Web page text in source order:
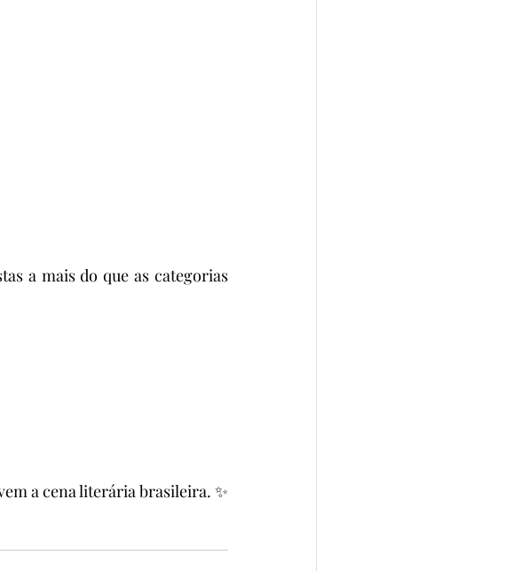
a mais do que as categorias
a cena literária brasileira. ✨